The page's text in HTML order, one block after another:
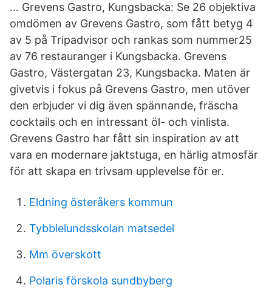
… Grevens Gastro, Kungsbacka: Se 26 objektiva
omdömen av Grevens Gastro, som fått betyg 4
av 5 på Tripadvisor och rankas som nummer25
av 76 restauranger i Kungsbacka. Grevens
Gastro, Västergatan 23, Kungsbacka. Maten är
givetvis i fokus på Grevens Gastro, men utöver
den erbjuder vi dig även spännande, fräscha
cocktails och en intressant öl- och vinlista.
Grevens Gastro har fått sin inspiration av att
vara en modernare jaktstuga, en härlig atmosfär
för att skapa en trivsam upplevelse för er.
Eldning österåkers kommun
Tybblelundsskolan matsedel
Mm överskott
Polaris förskola sundbyberg